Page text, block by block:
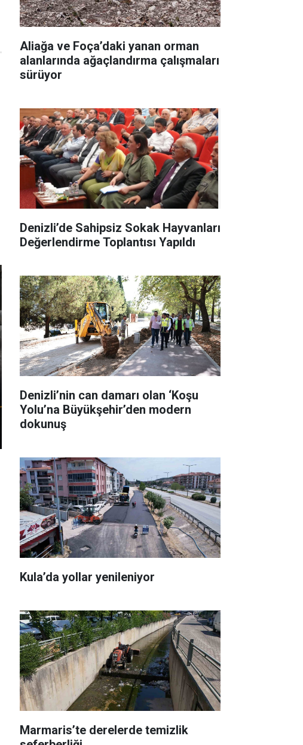
Aliağa ve Foça’daki yanan orman
alanlarında ağaçlandırma çalışmaları
sürüyor
Denizli’de Sahipsiz Sokak Hayvanları
Değerlendirme Toplantısı Yapıldı
Denizli’nin can damarı olan ‘Koşu
Yolu’na Büyükşehir’den modern
dokunuş
Kula’da yollar yenileniyor
Marmaris’te derelerde temizlik